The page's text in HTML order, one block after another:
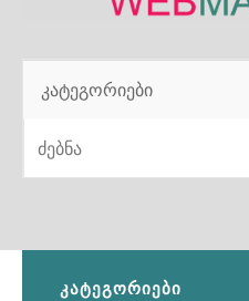
ᲙᲐᲢᲔᲒᲝᲠᲘᲔᲑᲘ